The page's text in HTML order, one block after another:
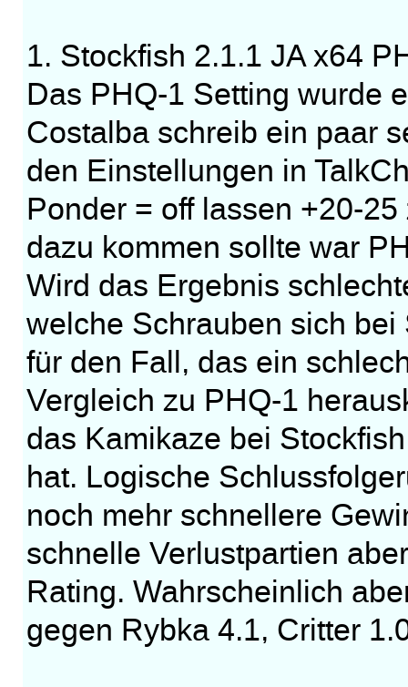
1. Stockfish 2.1.1 JA x64
Das PHQ-1 Setting wurde
Costalba schreib ein paar
den Einstellungen in
Ponder = off lassen +20-
dazu kommen sollte war
Wird das Ergebnis
welche Schrauben sich
für den Fall, das ein
Vergleich zu PHQ-1
das Kamikaze bei
hat. Logische
noch mehr schnellere
schnelle Verlustpartien
Rating. Wahrscheinlich
gegen Rybka 4.1, Critter